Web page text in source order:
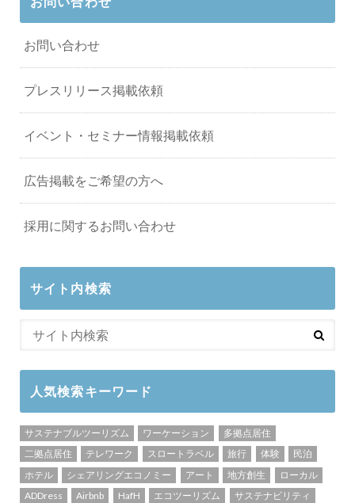
お問い合わせ
プレスリリース掲載依頼
イベント・セミナー情報掲載依頼
広告掲載をご希望の方へ
採用に関するお問い合わせ
サイト内検索
人気検索キーワード
サステナブルツーリズム ワーケーション
多拠点居住
二拠点居住
テレワーク スロートラベル 旅行 体験
民泊
ホテル
シェアリングエコノミー アート 地方創生
ローカル
ADDress
Airbnb HafH エコツーリズム
サステナビリティ